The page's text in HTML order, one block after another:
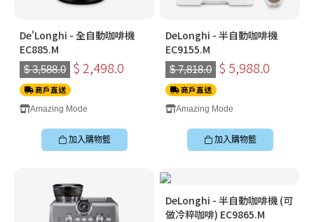
De'Longhi - 全自動咖啡機
EC885.M
$ 3,588.0 $ 2,498.0
商戶直送
Amazing Mode
加入購物籃
DeLonghi - 半自動咖啡機
EC9155.M
$ 7,818.0 $ 5,988.0
商戶直送
Amazing Mode
加入購物籃
DeLonghi - 半自動咖啡機 (可
做冷粹咖啡) EC9865.M